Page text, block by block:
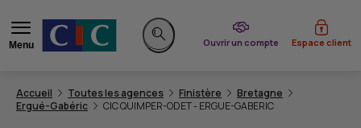
Menu
Rechercher sur le site
Ouvrir un compte
du CIC Espace client
Accueil Toutes les agences Finistère
Bretagne
Ergué-Gabéric
CIC QUIMPER-ODET - ERGUE-GABERIC